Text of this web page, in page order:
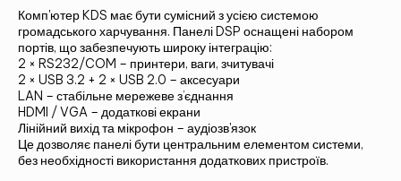
Комп'ютер KDS має бути сумісний з усією системою
громадського харчування. Панелі DSP оснащені набором
портів, що забезпечують широку інтеграцію:
2 × RS232/COM – принтери, ваги, зчитувачі
2 × USB 3.2 + 2 × USB 2.0 – аксесуари
LAN – стабільне мережеве з’єднання
HDMI / VGA – додаткові екрани
Лінійний вихід та мікрофон – аудіозв'язок
Це дозволяє панелі бути центральним елементом системи,
без необхідності використання додаткових пристроїв.